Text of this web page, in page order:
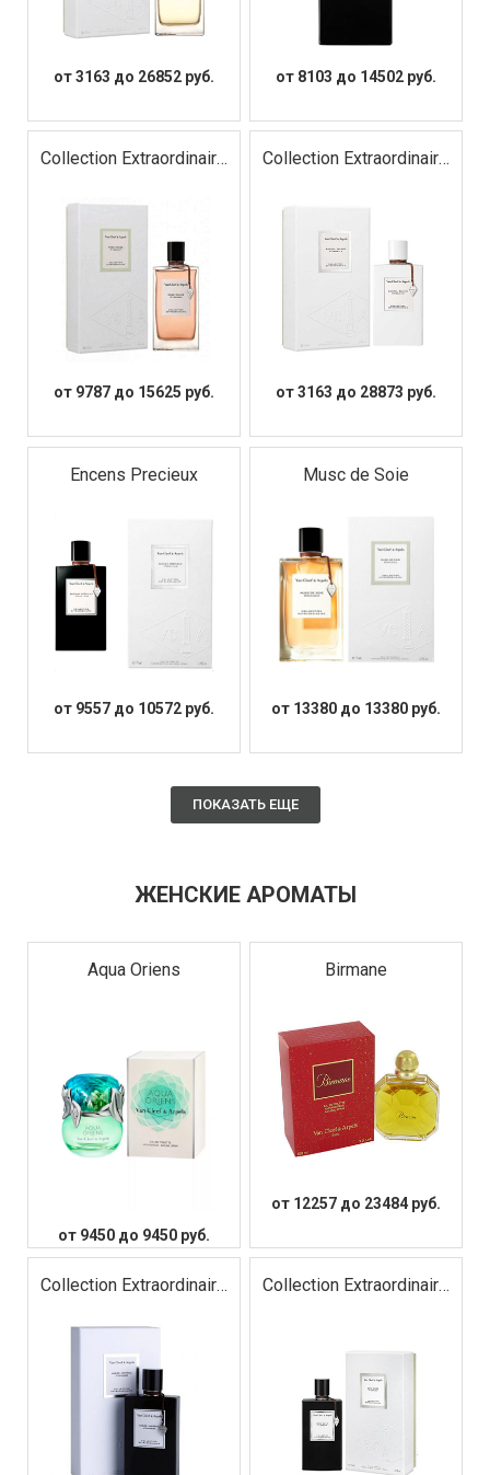
от 3163 до 26852 руб. от 8103 до 14502 руб.
Collection Extraordinaire
от 9787 до 15625 руб.
Collection Extraordinaire
от 3163 до 28873 руб.
Encens Precieux
от 9557 до 10572 руб.
Musc de Soie
от 13380 до 13380 руб.
ПОКАЗАТЬ ЕЩЕ
ЖЕНСКИЕ АРОМАТЫ
Aqua Oriens
от 9450 до 9450 руб.
Birmane
от 12257 до 23484 руб.
Collection Extraordinaire
Collection Extraordinaire